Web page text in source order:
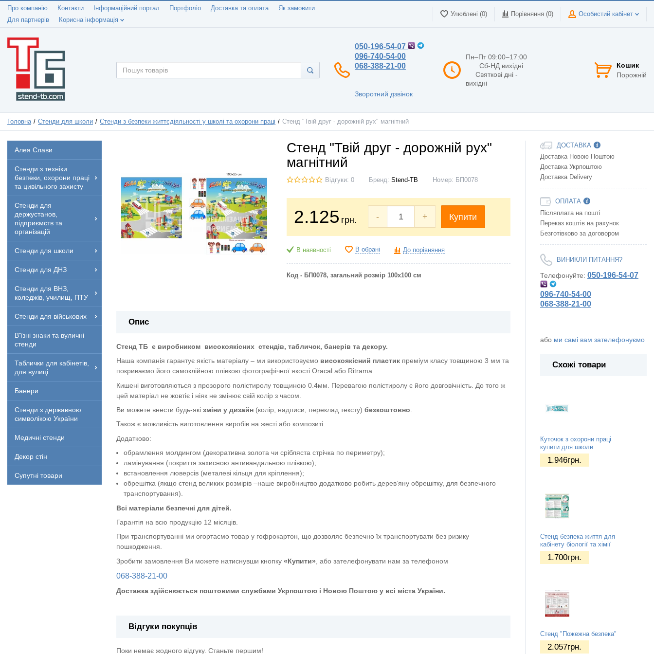
Про компанію Контакти Інформаційний портал Портфоліо Доставка та оплата
Як замовити
Для партнерів
Корисна інформація
Улюблені (0) Порівняння (0) Особистий кабінет
050-196-54-07
096-740-54-00
068-388-21-00
Зворотний дзвінок
Пн–Пт 09:00–17:00
Сб-НД вихідні
Святкові дні -
вихідні
Кошик
Порожній
Головна Стенди для школи Стенди з безпеки життєдіяльності у школі та охорони праці Стенд "Твій друг - дорожній рух" магнітний
Алея Слави
Стенди з техніки
безпеки, охорони праці
та цивільного захисту
Стенди для
держустанов,
підприємств та
організацій
Стенди для школи
Стенди для ДНЗ
Стенди для ВНЗ,
коледжів, училищ, ПТУ
Стенди для військових
В'їзні знаки та вуличні
стенди
Таблички для кабінетів,
для вулиці
Банери
Стенди з державною
символікою України
Медичні стенди
Декор стін
Супутні товари
Стенд "Твій друг - дорожній рух"
магнітний
Відгуки: 0 Бренд: Stend-TB Номер: БП0078
2.125 грн. - + Купити
В наявності В обрані До порівняння
Код - БП0078, загальний розмір 100х100 см
Опис
Стенд ТБ є виробником високоякісних стендів, табличок, банерів та декору.
Наша компанія гарантує якість матеріалу – ми використовуємо високоякісний пластик преміум класу товщиною 3 мм та
покриваємо його самоклійною плівкою фотографічної якості Oracal або Ritrama.
Кишені виготовляються з прозорого полістиролу товщиною 0.4мм. Перевагою полістиролу є його довговічність. До того ж
цей матеріал не жовтіє і ніяк не змінює свій колір з часом.
Ви можете внести будь-які зміни у дизайн (колір, надписи, переклад тексту) безкоштовно
Також є можливість виготовлення виробів на жесті або композиті.
Додатково:
обрамлення молдингом (декоративна золота чи срібляста стрічка по периметру);
ламінування (покриття захисною антивандальною плівкою);
встановлення люверсів (металеві кільця для кріплення);
обрешітка (якщо стенд великих розмірів –наше виробництво додатково робить дерев’яну обрешітку, для безпечного
транспортування).
Всі матеріали безпечні для дітей.
Гарантія на всю продукцію 12 місяців.
При транспортуванні ми огортаємо товар у гофрокартон, що дозволяє безпечно їх транспортувати без ризику
пошкодження.
Зробити замовлення Ви можете натиснувши кнопку «Купити» , або зателефонувати нам за телефоном
068-388-21-00
Доставка здійснюється поштовими службами Укрпоштою і Новою Поштою у всі міста України.
Відгуки покупців
Поки немає жодного відгуку. Станьте першим!
ДОСТАВКА
Доставка Новою Поштою
Доставка Укрпоштою
Доставка Delivery
ОПЛАТА
Післяплата на пошті
Переказ коштів на рахунок
Безготівково за договором
ВИНИКЛИ ПИТАННЯ?
Телефонуйте: 050-196-54-07
096-740-54-00
068-388-21-00
або ми самі вам зателефонуємо
Схожі товари
Куточок з охорони праці
купити для школи
1.946грн.
Стенд безпека життя для
кабінету біології та хімії
1.700грн.
Стенд "Пожежна безпека"
2.057грн.